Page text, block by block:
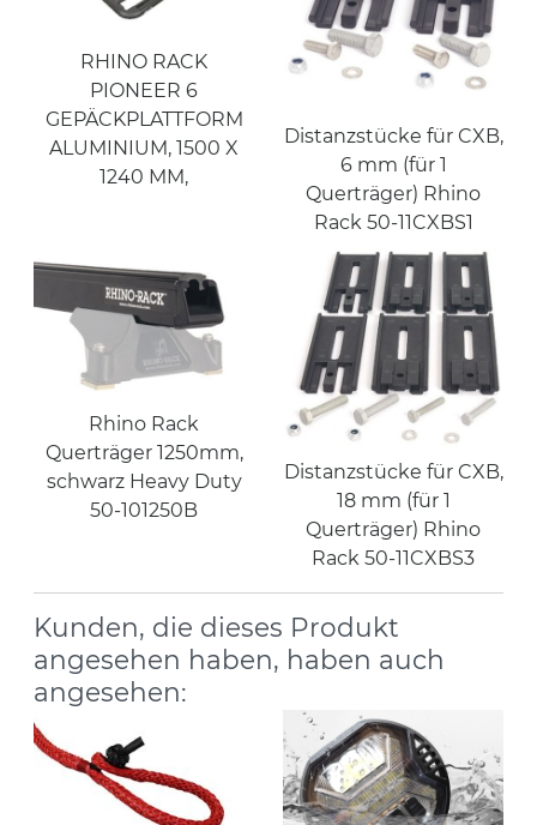
RHINO RACK
PIONEER 6
GEPÄCKPLATTFORM
ALUMINIUM, 1500 X
1240 MM,
Distanzstücke für CXB,
6 mm (für 1
Querträger) Rhino
Rack 50-11CXBS1
Rhino Rack
Querträger 1250mm,
schwarz Heavy Duty
50-101250B
Distanzstücke für CXB,
18 mm (für 1
Querträger) Rhino
Rack 50-11CXBS3
Kunden, die dieses Produkt
angesehen haben, haben auch
angesehen: